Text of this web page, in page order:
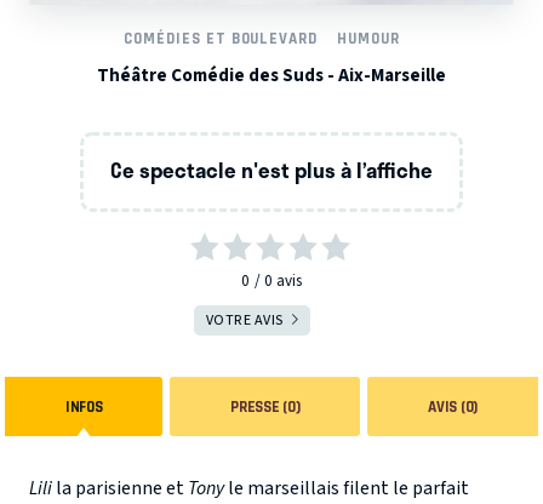
COMÉDIES ET BOULEVARD HUMOUR
Théâtre Comédie des Suds - Aix-Marseille
Ce spectacle n'est plus à l’affiche
0 0 avis
VOTRE AVIS
INFOS PRESSE (0) AVIS (0)
Lilila parisienne etTonyle marseillais filent le parfait